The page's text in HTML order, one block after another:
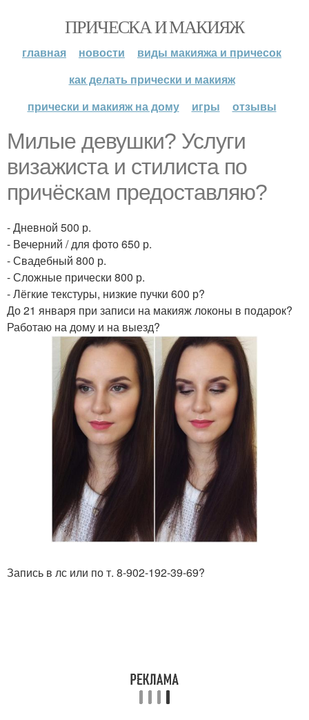
ПРИЧЕСКА И МАКИЯЖ
главная новости
виды макияжа и причесок
как делать прически и макияж
прически и макияж на дому
игры отзывы
Милые девушки? Услуги
визажиста и стилиста по
причёскам предоставляю?
- Дневной 500 р.
- Вечерний / для фото 650 р.
- Свадебный 800 р.
- Сложные прически 800 р.
- Лёгкие текстуры, низкие пучки 600 р?
До 21 января при записи на макияж локоны в подарок?
Работаю на дому и на выезд?
Запись в лс или по т. 8-902-192-39-69?